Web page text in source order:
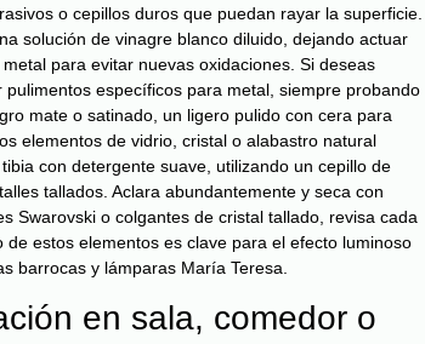
o cepillos duros que puedan rayar la superficie.
solución de vinagre blanco diluido, dejando actuar
para evitar nuevas oxidaciones. Si deseas
específicos para metal, siempre probando
mate o satinado, un ligero pulido con cera para
elementos de vidrio, cristal o alabastro natural
con detergente suave, utilizando un cepillo de
tallados. Aclara abundantemente y seca con
Swarovski o colgantes de cristal tallado, revisa cada
estos elementos es clave para el efecto luminoso
barrocas y lámparas María Teresa.
en sala, comedor o